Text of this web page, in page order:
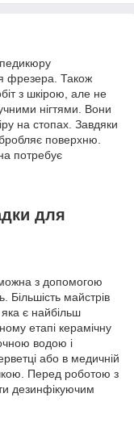
фрезера. Також
з шкірою, але не
нігтями. Вони
на стопах. Завдяки
поверхню.
потребує
для
з допомогою
Більшість майстрів
є найбільш
етапі керамічну
водою і
або в медичній
Перед роботою з
дезинфікуючим